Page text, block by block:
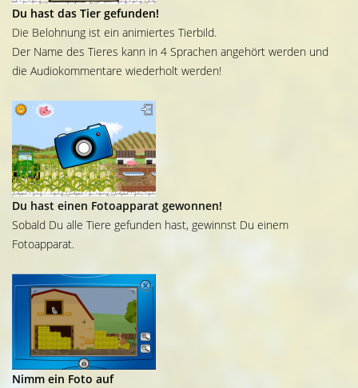
Du hast das Tier gefunden!
Die Belohnung ist ein animiertes Tierbild.
Der Name des Tieres kann in 4 Sprachen angehört werden und
die Audiokommentare wiederholt werden!
Du hast einen Fotoapparat gewonnen!
Sobald Du alle Tiere gefunden hast, gewinnst Du einem
Fotoapparat.
Nimm ein Foto auf